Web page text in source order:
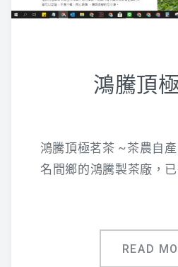
鴻騰頂
鴻騰頂極茗茶 ~茶農自
名間鄉的鴻騰製茶廠，
READ